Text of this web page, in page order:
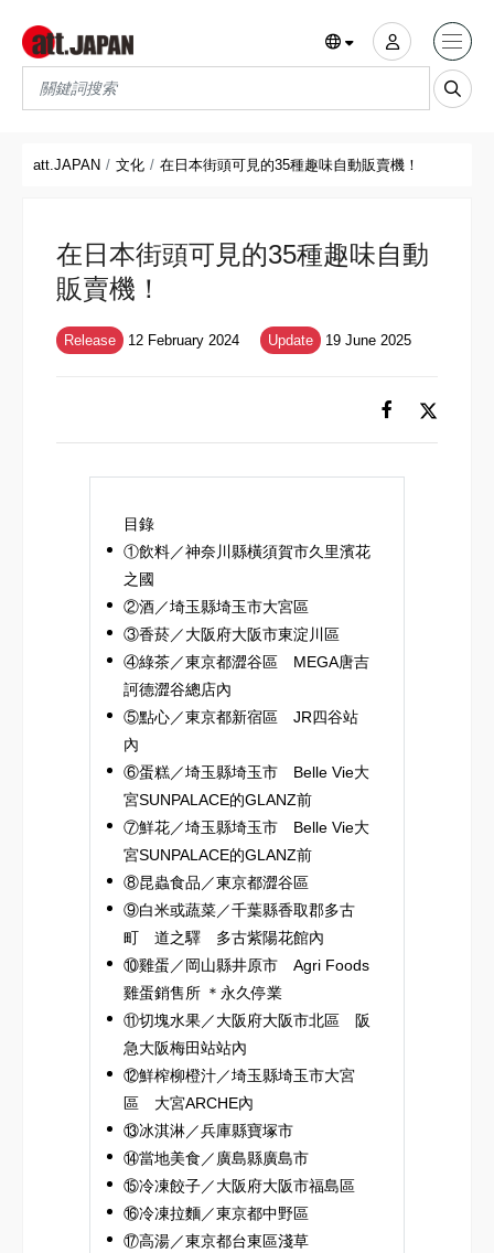
Translations title cont
att.JAPAN 文化 在日本街頭可見的35種趣味自動販賣機！
在日本街頭可見的35種趣味自動
販賣機！
Release 12 February 2024 Update 19 June 2025
目錄
①飲料／神奈川縣橫須賀市久里濱花
之國
②酒／埼玉縣埼玉市大宮區
③香菸／大阪府大阪市東淀川區
④綠茶／東京都澀谷區 MEGA唐吉
訶德澀谷總店內
⑤點心／東京都新宿區 JR四谷站
內
⑥蛋糕／埼玉縣埼玉市 Belle Vie大
宮SUNPALACE的GLANZ前
⑦鮮花／埼玉縣埼玉市 Belle Vie大
宮SUNPALACE的GLANZ前
⑧昆蟲食品／東京都澀谷區
⑨白米或蔬菜／千葉縣香取郡多古
町 道之驛 多古紫陽花館內
⑩雞蛋／岡山縣井原市 Agri Foods
雞蛋銷售所 ＊永久停業
⑪切塊水果／大阪府大阪市北區 阪
急大阪梅田站站內
⑫鮮榨柳橙汁／埼玉縣埼玉市大宮
區 大宮ARCHE內
⑬冰淇淋／兵庫縣寶塚市
⑭當地美食／廣島縣廣島市
⑮冷凍餃子／大阪府大阪市福島區
⑯冷凍拉麵／東京都中野區
⑰高湯／東京都台東區淺草